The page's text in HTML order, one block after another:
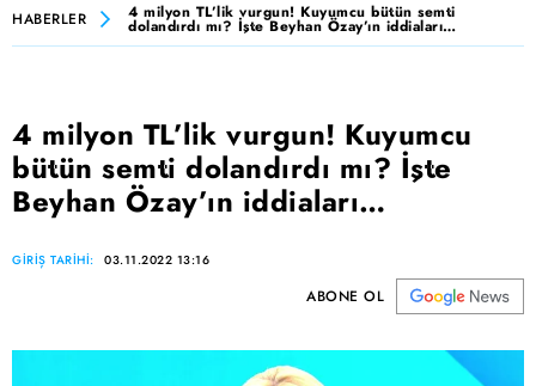
HABERLER 4 milyon TL’lik vurgun! Kuyumcu bütün semti
dolandırdı mı? İşte Beyhan Özay’ın iddiaları…
4 milyon TL’lik vurgun! Kuyumcu
bütün semti dolandırdı mı? İşte
Beyhan Özay’ın iddiaları…
GİRİŞ TARİHİ: 03.11.2022 13:16
ABONE OL